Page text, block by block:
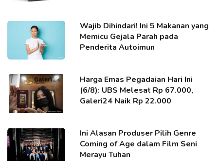
Wajib Dihindari! Ini 5 Makanan yang
Memicu Gejala Parah pada
Penderita Autoimun
Harga Emas Pegadaian Hari Ini
(6/8): UBS Melesat Rp 67.000,
Galeri24 Naik Rp 22.000
Ini Alasan Produser Pilih Genre
Coming of Age dalam Film Seni
Merayu Tuhan